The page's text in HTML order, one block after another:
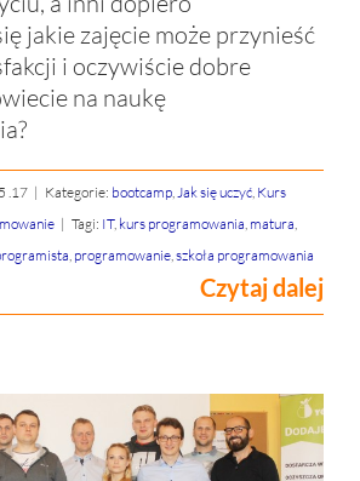
jakie zajęcie może przynieść
i oczywiście dobre
na naukę
.17 | Kategorie: bootcamp,Jak się uczyć, Kurs
| Tagi: IT, kurs programowania, matura,
, programowanie,szkoła programowania
Czytaj dalej